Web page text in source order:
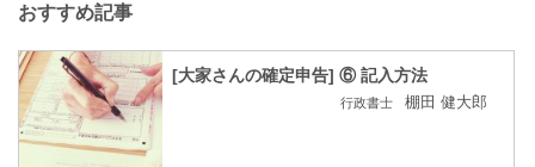
おすすめ記事
[大家さんの確定申告] ⑥ 記入方法
行政書士 棚田 健大郎